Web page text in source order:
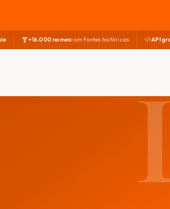
+16.000 nomescom fontes históricas API